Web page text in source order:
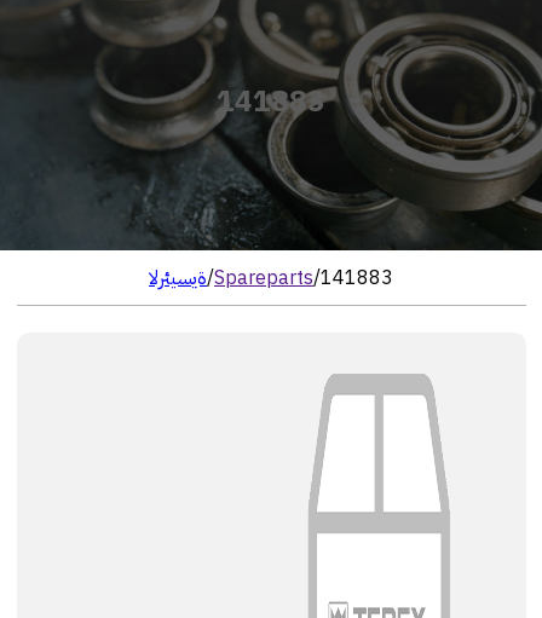
141883
الرئيسية/Spareparts/141883